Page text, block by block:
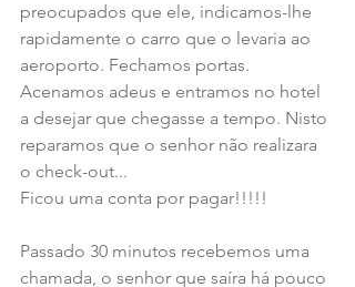
preocupados que ele, indicamos-lhe
rapidamente o carro que o levaria ao
aeroporto. Fechamos portas.
Acenamos adeus e entramos no hotel
a desejar que chegasse a tempo. Nisto
reparamos que o senhor não realizara
o check-out...
Ficou uma conta por pagar!!!!!
Passado 30 minutos recebemos uma
chamada, o senhor que saíra há pouco